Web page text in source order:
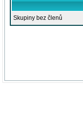
Skupiny bez členů